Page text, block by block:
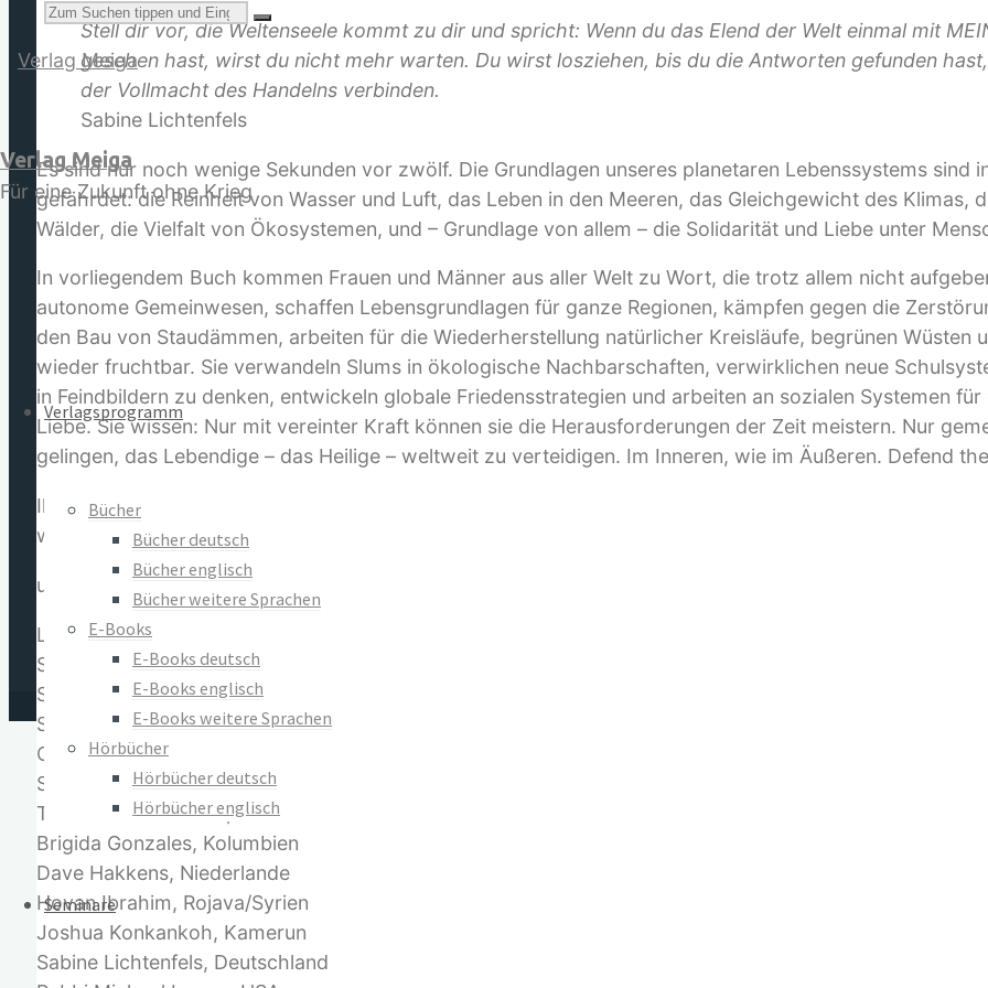
Suchen
nach:
Verlag Meiga
Für eine Zukunft ohne Krieg
Verlagsprogramm
Bücher
Bücher deutsch
Bücher englisch
Bücher weitere Sprachen
E-Books
E-Books deutsch
E-Books englisch
E-Books weitere Sprachen
Hörbücher
Hörbücher deutsch
Hörbücher englisch
Seminare
Verlierer
geben.
Menge
Stell dir vor, die Weltenseele kommt zu dir und spricht: Wenn du das Elend der Welt einmal mit
gesehen hast, wirst du nicht mehr warten. Du wirst losziehen, bis du die Antworten gefunden
der Vollmacht des Handelns verbinden.
Sabine Lichtenfels
Es sind nur noch wenige Sekunden vor zwölf. Die Grundlagen unseres planetaren Lebenssystems sind
gefährdet: die Reinheit von Wasser und Luft, das Leben in den Meeren, das Gleichgewicht des Klimas,
Wälder, die Vielfalt von Ökosystemen, und – Grundlage von allem – die Solidarität und Liebe unter
In vorliegendem Buch kommen Frauen und Männer aus aller Welt zu Wort, die trotz allem nicht
autonome Gemeinwesen, schaffen Lebensgrundlagen für ganze Regionen, kämpfen gegen die
den Bau von Staudämmen, arbeiten für die Wiederherstellung natürlicher Kreisläufe, begrünen Wüsten
wieder fruchtbar. Sie verwandeln Slums in ökologische Nachbarschaften, verwirklichen neue
in Feindbildern zu denken, entwickeln globale Friedensstrategien und arbeiten an sozialen Systemen
Liebe. Sie wissen: Nur mit vereinter Kraft können sie die Herausforderungen der Zeit meistern. Nur
gelingen, das Lebendige – das Heilige – weltweit zu verteidigen. Im Inneren, wie im Äußeren. Defend
Ihre Beiträge legen Zeugnis ab von einer Kraft, die im Herzen aller Menschen ruht. Diese Kraft in immer
wachzurufen und zu stärken, ist ein Anliegen dieses Buches.
u.a. mit Beiträgen von:
Ladonna Brave Bull Allard, USA
Sami Awad, Palästina
Saad Dagher, Palästina
Salim Dara, Benin
Charles Eisenstein, USA
Scilla Elworthy, GB
Tiokasin Ghosthorse, USA
Brigida Gonzales, Kolumbien
Dave Hakkens, Niederlande
Hovan Ibrahim, Rojava/Syrien
Joshua Konkankoh, Kamerun
Sabine Lichtenfels, Deutschland